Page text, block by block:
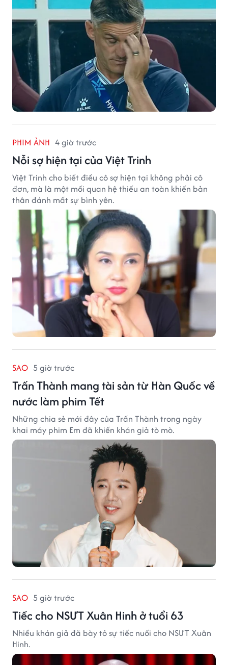
PHIM ẢNH 4 giờ trước
Nỗi sợ hiện tại của Việt Trinh
Việt Trinh cho biết điều cô sợ hiện tại không phải cô
đơn, mà là một mối quan hệ thiếu an toàn khiến bản
thân đánh mất sự bình yên.
SAO 5 giờ trước
Trấn Thành mang tài sản từ Hàn Quốc về
nước làm phim Tết
Những chia sẻ mới đây của Trấn Thành trong ngày
khai máy phim Em đã khiến khán giả tò mò.
SAO 5 giờ trước
Tiếc cho NSƯT Xuân Hinh ở tuổi 63
Nhiều khán giả đã bày tỏ sự tiếc nuối cho NSƯT Xuân
Hinh.